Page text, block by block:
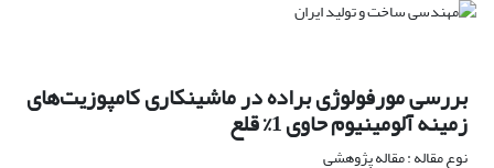
بررسی مورفولوژی براده در ماشینکاری کامپوزیت‌های
زمینه آلومینیوم حاوی 1% قلع
نوع مقاله : مقاله پژوهشی